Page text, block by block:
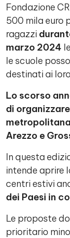
Fondazione
500 mila euro
ragazzi
marzo 2024
le scuole
destinati ai
Lo scorso
di
Arezzo e
In questa
intende aprire
centri estivi
dei Paesi in
Le proposte
prioritario